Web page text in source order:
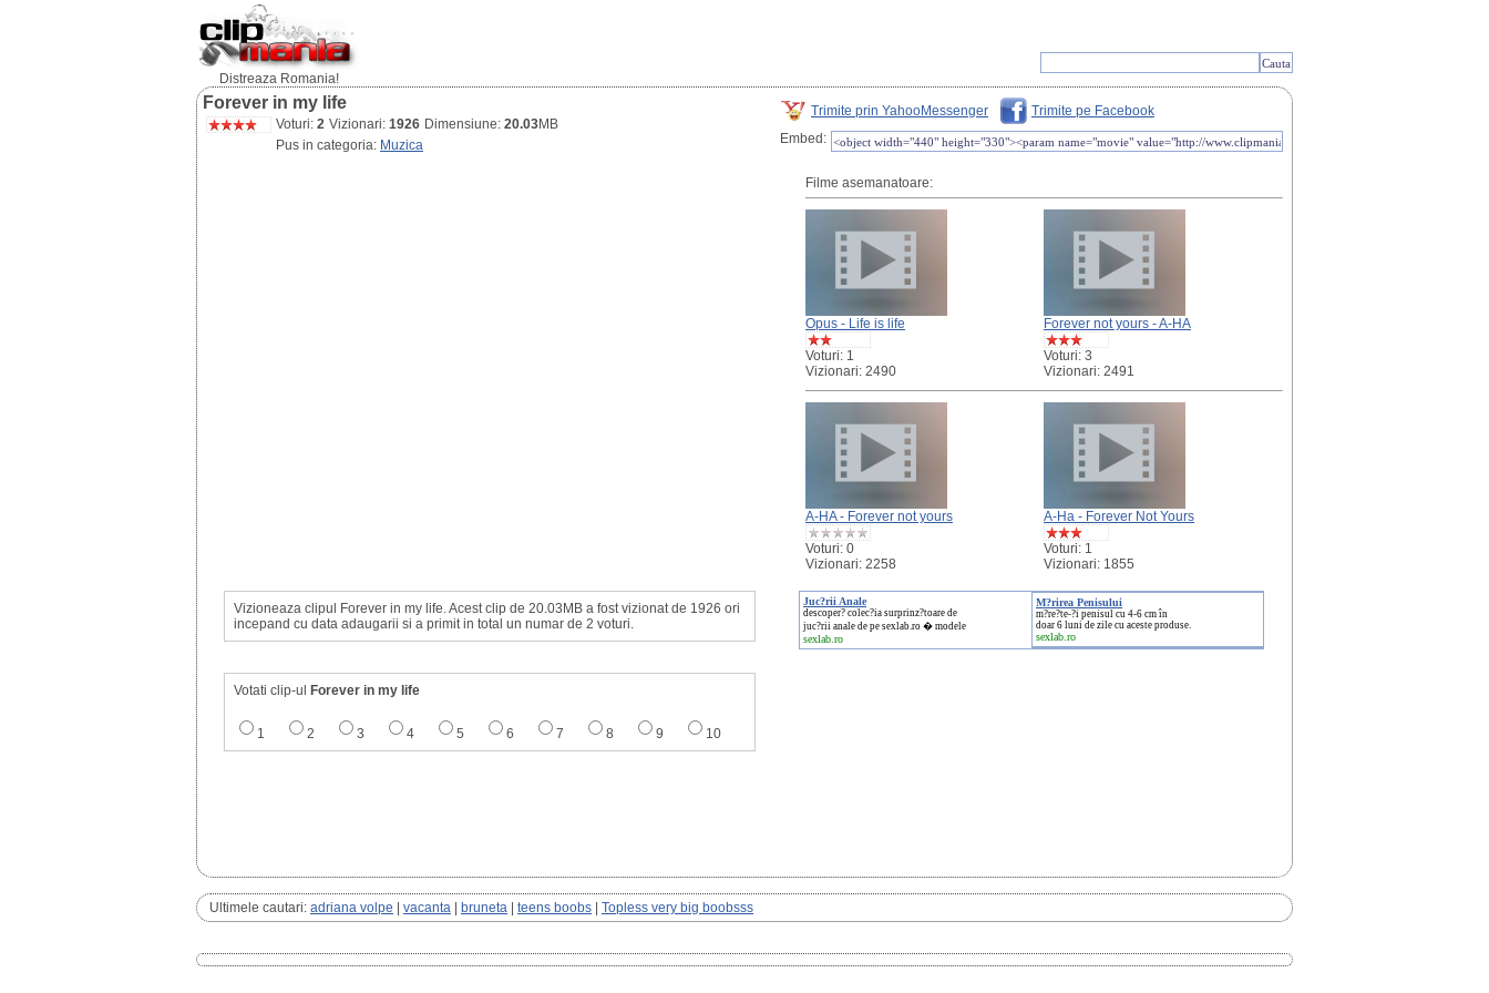
Distreaza Romania!
Forever in my life
Voturi: 2 Vizionari: 1926 Dimensiune: 20.03MB
Pus in categoria: Muzica
Trimite prin YahooMessenger
Trimite pe Facebook
Embed:
Filme asemanatoare:
Opus - Life is life
Voturi: 1
Vizionari: 2490
Forever not yours - A-HA
Voturi: 3
Vizionari: 2491
A-HA - Forever not yours
Voturi: 0
Vizionari: 2258
A-Ha - Forever Not Yours
Voturi: 1
Vizionari: 1855
Vizioneaza clipul Forever in my life. Acest clip de 20.03MB a fost vizionat de 1926 ori
incepand cu data adaugarii si a primit in total un numar de 2 voturi.
Votati clip-ul Forever in my life
1 2 3 4 5 6 7 8 9 10
Juc?rii Anale
descoper? colec?ia surprinz?toare de
juc?rii anale de pe sexlab.ro � modele
sexlab.ro
M?rirea Penisului
m?re?te-?i penisul cu 4-6 cm în
doar 6 luni de zile cu aceste produse.
sexlab.ro
Ultimele cautari: adriana volpe vacanta bruneta teens boobs Topless very big boobsss